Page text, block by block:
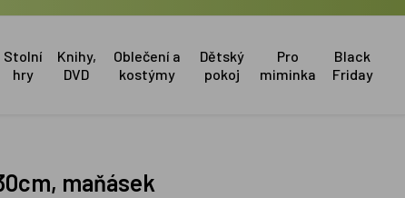
Stolní
hry
Knihy,
DVD
Oblečení a
kostýmy
Dětský
pokoj
Pro
miminka
Black
Friday
maňásek